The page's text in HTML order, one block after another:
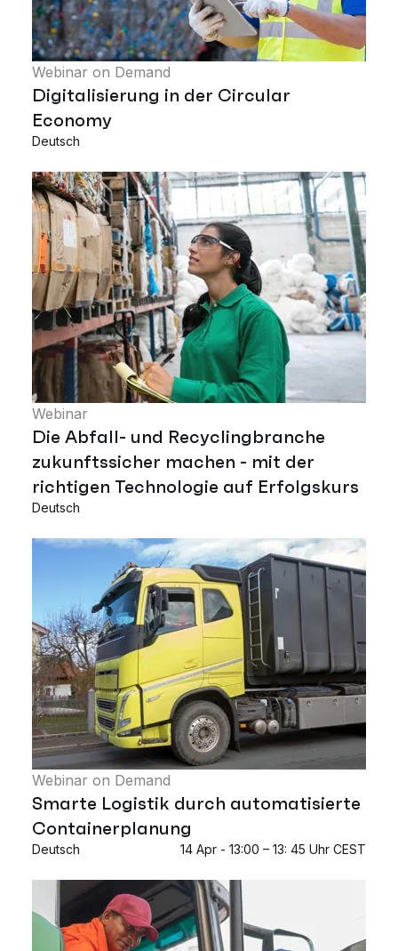
Webinar on Demand
Digitalisierung in der Circular
Economy
Deutsch
Webinar
Die Abfall- und Recyclingbranche
zukunftssicher machen - mit der
richtigen Technologie auf Erfolgskurs
Deutsch
Webinar on Demand
Smarte Logistik durch automatisierte
Containerplanung
Deutsch 14 Apr - 13:00 – 13: 45 Uhr CEST